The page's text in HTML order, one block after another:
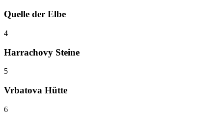
Quelle der Elbe
4
Harrachovy Steine
5
Vrbatova Hütte
6